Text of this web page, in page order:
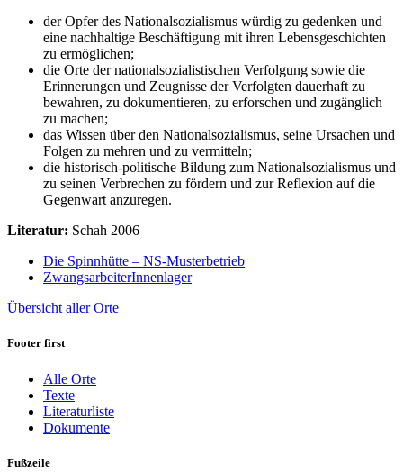
der Opfer des Nationalsozialismus würdig zu gedenken und
eine nachhaltige Beschäftigung mit ihren Lebensgeschichten
zu ermöglichen;
die Orte der nationalsozialistischen Verfolgung sowie die
Erinnerungen und Zeugnisse der Verfolgten dauerhaft zu
bewahren, zu dokumentieren, zu erforschen und zugänglich
zu machen;
das Wissen über den Nationalsozialismus, seine Ursachen und
Folgen zu mehren und zu vermitteln;
die historisch-politische Bildung zum Nationalsozialismus und
zu seinen Verbrechen zu fördern und zur Reflexion auf die
Gegenwart anzuregen.
Literatur: Schah 2006
Die Spinnhütte – NS-Musterbetrieb
ZwangsarbeiterInnenlager
Übersicht aller Orte
Footer first
Alle Orte
Texte
Literaturliste
Dokumente
Fußzeile